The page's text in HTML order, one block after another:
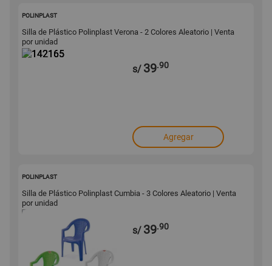
POLINPLAST
Silla de Plástico Polinplast Verona - 2 Colores Aleatorio | Venta
por unidad
s/ 39.90
Agregar
POLINPLAST
Silla de Plástico Polinplast Cumbia - 3 Colores Aleatorio | Venta
por unidad
s/ 39.90